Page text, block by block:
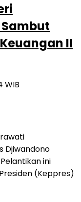
II
WIB
Djiwandono
ini
(Keppres)